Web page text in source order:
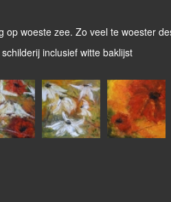
op woeste zee. Zo veel te woester
schilderij inclusief witte baklijst